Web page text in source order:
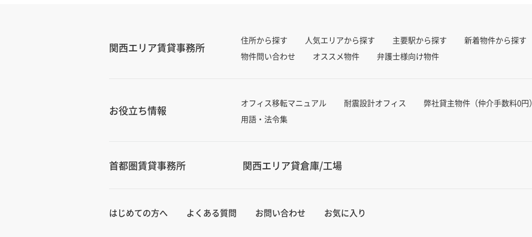
関西エリア賃貸事務所
住所から探す 人気エリアから探す 主要駅から探す 新着物件から探す
物件問い合わせ
オススメ物件 弁護士様向け物件
お役立ち情報
オフィス移転マニュアル 耐震設計オフィス 弊社貸主物件（仲介手数料0円）
用語・法令集
首都圏賃貸事務所 関西エリア貸倉庫/工場
はじめての方へ よくある質問 お問い合わせ お気に入り